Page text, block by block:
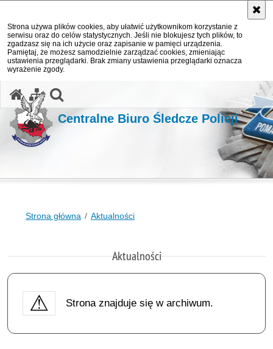
Strona używa plików cookies, aby ułatwić użytkownikom korzystanie z
serwisu oraz do celów statystycznych. Jeśli nie blokujesz tych plików, to
zgadzasz się na ich użycie oraz zapisanie w pamięci urządzenia.
Pamiętaj, że możesz samodzielnie zarządzać cookies, zmieniając
ustawienia przeglądarki. Brak zmiany ustawienia przeglądarki oznacza
wyrażenie zgody.
Centralne Biuro Śledcze Policji
Strona główna Aktualności
Aktualności
Strona znajduje się w archiwum.